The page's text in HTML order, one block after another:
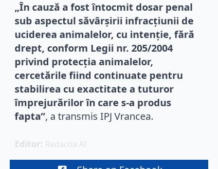
„În cauză a fost întocmit dosar penal
sub aspectul săvârșirii infracțiunii de
uciderea animalelor, cu intenție, fără
drept, conform Legii nr. 205/2004
privind protecția animalelor,
cercetările fiind continuate pentru
stabilirea cu exactitate a tuturor
împrejurărilor în care s-a produs
fapta”, a transmis IPJ Vrancea.
Editor: Redactia AI